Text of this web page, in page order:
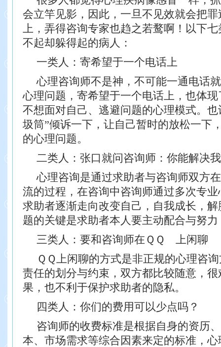
会立竿见影，因此，一旦不见效就会把
上，弄得咨询专家也趋之若鹜啊！以下
不起却躲得起的病人：
一类人：寄希望于一个电话上
心理咨询师不是神，不可能一通电话
心理问题，寄希望于一个电话上，也体
不想面对自己、逃避问题的心理模式。
圾筒”倾诉一下，让自己暂时的放松一下
的心理问题。
二类人：张口就问咨询师：你能解决
心理咨询是通过求助者与咨询师双方
流的过程，在咨询中咨询师通过多次专
求助者逐渐走向改变自己，自我成长，
题的关键是求助者本人要主动配合与努
三类人：要和咨询师在ＱＱ 上闲聊
ＱＱ上闲聊的方式是非正规的心理咨
责任的划分与约束，双方都比较随意，
果，也不利于保护求助者的隐私。
四类人：你们的费用可以少点吗？
咨询师的收费标准是根据自身的资历
本、市场需求等综合因素来定的标准，